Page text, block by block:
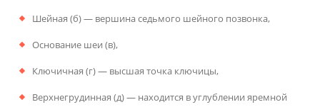
Шейная (б) — вершина седьмого шейного позвонка,
Основание шеи (в),
Ключичная (г) — высшая точка ключицы,
Верхнегрудинная (д) — находится в углублении ярем­ной